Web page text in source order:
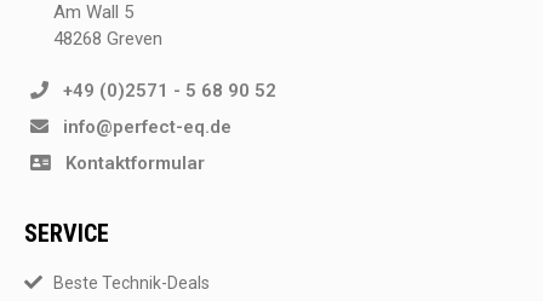
Am Wall 5
48268 Greven
+49 (0)2571 - 5 68 90 52
info@perfect-eq.de
Kontaktformular
SERVICE
Beste Technik-Deals